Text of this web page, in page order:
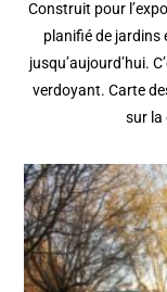
Construit pour
planifié de jardins
jusqu’aujourd’hui.
verdoyant. Carte
sur la